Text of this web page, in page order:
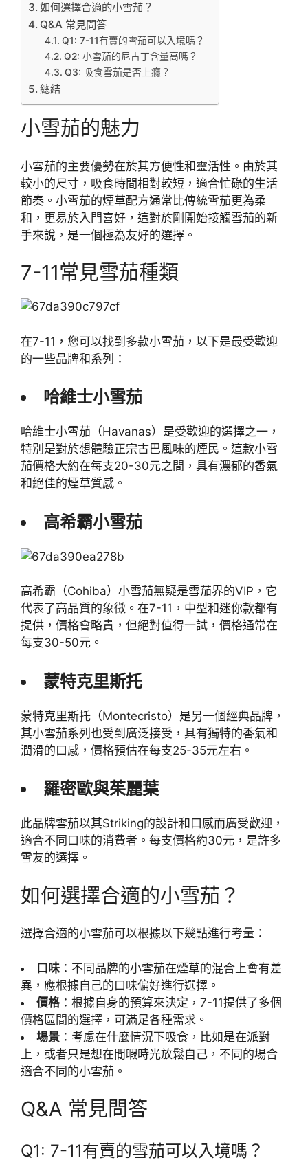
如何選擇合適的小雪茄？
Q&A 常見問答
Q1: 7-11有賣的雪茄可以入境嗎？
Q2: 小雪茄的尼古丁含量高嗎？
Q3: 吸食雪茄是否上癮？
總結
小雪茄的魅力
小雪茄的主要優勢在於其方便性和靈活性。由於其
較小的尺寸，吸食時間相對較短，適合忙碌的生活
節奏。小雪茄的煙草配方通常比傳統雪茄更為柔
和，更易於入門喜好，這對於剛開始接觸雪茄的新
手來說，是一個極為友好的選擇。
7-11常見雪茄種類
在7-11，您可以找到多款小雪茄，以下是最受歡迎
的一些品牌和系列：
哈維士小雪茄
哈維士小雪茄（Havanas）是受歡迎的選擇之一，
特別是對於想體驗正宗古巴風味的煙民。這款小雪
茄價格大約在每支20-30元之間，具有濃郁的香氣
和絕佳的煙草質感。
高希霸小雪茄
高希霸（Cohiba）小雪茄無疑是雪茄界的VIP，它
代表了高品質的象徵。在7-11，中型和迷你款都有
提供，價格會略貴，但絕對值得一試，價格通常在
每支30-50元。
蒙特克里斯托
蒙特克里斯托（Montecristo）是另一個經典品牌，
其小雪茄系列也受到廣泛接受，具有獨特的香氣和
潤滑的口感，價格預估在每支25-35元左右。
羅密歐與茱麗葉
此品牌雪茄以其Striking的設計和口感而廣受歡迎，
適合不同口味的消費者。每支價格約30元，是許多
雪友的選擇。
如何選擇合適的小雪茄？
選擇合適的小雪茄可以根據以下幾點進行考量：
口味 ：不同品牌的小雪茄在煙草的混合上會有差
異，應根據自己的口味偏好進行選擇。
價格：根據自身的預算來決定，7-11提供了多個
價格區間的選擇，可滿足各種需求。
場景 ：考慮在什麼情況下吸食，比如是在派對
上，或者只是想在閒暇時光放鬆自己，不同的場合
適合不同的小雪茄。
Q&A 常見問答
Q1: 7-11有賣的雪茄可以入境嗎？